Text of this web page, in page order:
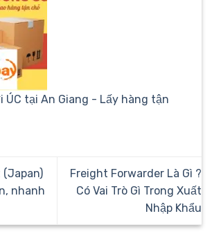
ÚC tại An Giang - Lấy hàng tận
(Japan)
nhanh
Freight Forwarder Là Gì ?
Có Vai Trò Gì Trong Xuất
Nhập Khẩu